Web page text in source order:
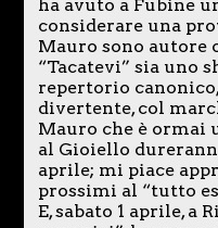
ha avuto a Fubine
considerare una
Mauro sono autore
“Tacatevi” sia uno
repertorio
divertente, col
Mauro che è ormai
al Gioiello
aprile; mi piace
prossimi al “tutto
E, sabato 1 aprile, a